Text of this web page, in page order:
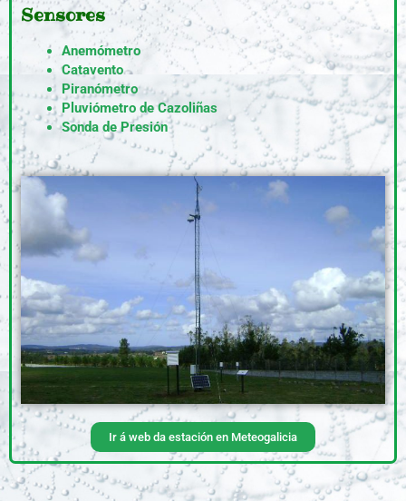
Sensores
Anemómetro
Catavento
Piranómetro
Pluviómetro de Cazoliñas
Sonda de Presión
Ir á web da estación en Meteogalicia